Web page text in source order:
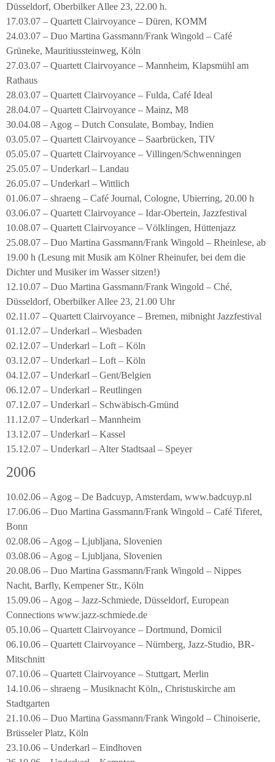
Düsseldorf, Oberbilker Allee 23, 22.00 h.
17.03.07 – Quartett Clairvoyance – Düren, KOMM
24.03.07 – Duo Martina Gassmann/Frank Wingold – Café
Grüneke, Mauritiussteinweg, Köln
27.03.07 – Quartett Clairvoyance – Mannheim, Klapsmühl am
Rathaus
28.03.07 – Quartett Clairvoyance – Fulda, Café Ideal
28.04.07 – Quartett Clairvoyance – Mainz, M8
30.04.08 – Agog – Dutch Consulate, Bombay, Indien
03.05.07 – Quartett Clairvoyance – Saarbrücken, TIV
05.05.07 – Quartett Clairvoyance – Villingen/Schwenningen
25.05.07 – Underkarl – Landau
26.05.07 – Underkarl – Wittlich
01.06.07 – shraeng – Café Journal, Cologne, Ubierring, 20.00 h
03.06.07 – Quartett Clairvoyance – Idar-Obertein, Jazzfestival
10.08.07 – Quartett Clairvoyance – Völklingen, Hüttenjazz
25.08.07 – Duo Martina Gassmann/Frank Wingold – Rheinlese, ab
19.00 h (Lesung mit Musik am Kölner Rheinufer, bei dem die
Dichter und Musiker im Wasser sitzen!)
12.10.07 – Duo Martina Gassmann/Frank Wingold – Ché,
Düsseldorf, Oberbilker Allee 23, 21.00 Uhr
02.11.07 – Quartett Clairvoyance – Bremen, mibnight Jazzfestival
01.12.07 – Underkarl – Wiesbaden
02.12.07 – Underkarl – Loft – Köln
03.12.07 – Underkarl – Loft – Köln
04.12.07 – Underkarl – Gent/Belgien
06.12.07 – Underkarl – Reutlingen
07.12.07 – Underkarl – Schwäbisch-Gmünd
11.12.07 – Underkarl – Mannheim
13.12.07 – Underkarl – Kassel
15.12.07 – Underkarl – Alter Stadtsaal – Speyer
2006
10.02.06 – Agog – De Badcuyp, Amsterdam, www.badcuyp.nl
17.06.06 – Duo Martina Gassmann/Frank Wingold – Café Tiferet,
Bonn
02.08.06 – Agog – Ljubljana, Slovenien
03.08.06 – Agog – Ljubljana, Slovenien
20.08.06 – Duo Martina Gassmann/Frank Wingold – Nippes
Nacht, Barfly, Kempener Str., Köln
15.09.06 – Agog – Jazz-Schmiede, Düsseldorf, European
Connections www.jazz-schmiede.de
05.10.06 – Quartett Clairvoyance – Dortmund, Domicil
06.10.06 – Quartett Clairvoyance – Nürnberg, Jazz-Studio, BR-
Mitschnitt
07.10.06 – Quartett Clairvoyance – Stuttgart, Merlin
14.10.06 – shraeng – Musiknacht Köln,, Christuskirche am
Stadtgarten
21.10.06 – Duo Martina Gassmann/Frank Wingold – Chinoiserie,
Brüsseler Platz, Köln
23.10.06 – Underkarl – Eindhoven